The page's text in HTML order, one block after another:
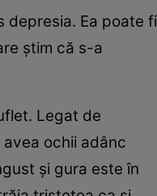
depresia. Ea poate fi
știm că s-a
Legat de
ochii adânc
și gura este în